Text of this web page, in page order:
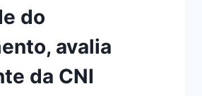
do
avalia
da CNI